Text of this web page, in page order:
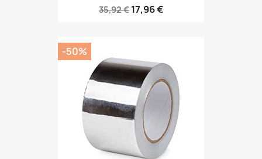
35,92 € 17,96 €
-50%